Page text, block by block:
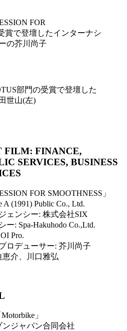
FOR
賞で登壇したインターナシ
の芥川尚子
部門の受賞で登壇した
世山(左)
FILM: FINANCE,
SERVICES, BUSINESS
FOR SMOOTHNESS」
(1991) Public Co., Ltd.
ェンシー: 株式会社SIX
ー: Spa-Hakuhodo Co.,Ltd.
Pro.
ロデューサー: 芥川尚子
恵介、川口雅弘
」
ジャパン合同会社